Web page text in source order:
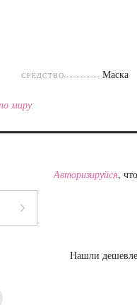
СРЕДСТВО Маска
миру
Авторизируйся,
Нашли